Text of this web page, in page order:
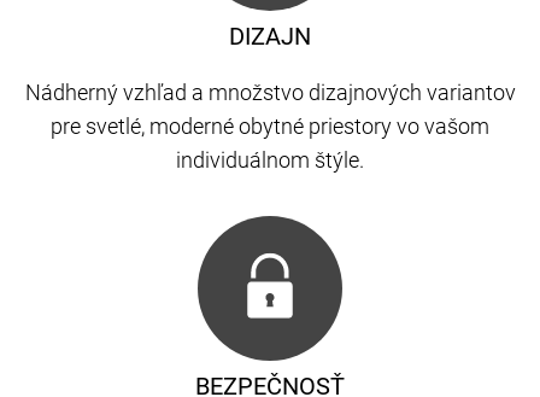
DIZAJN
Nádherný vzhľad a množstvo dizajnových variantov
pre svetlé, moderné obytné priestory vo vašom
individuálnom štýle.
BEZPEČNOSŤ